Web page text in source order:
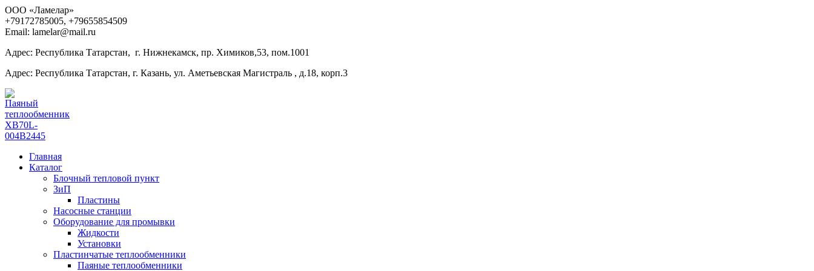
ООО «Ламелар»
+79172785005, +79655854509
Email: lamelar@mail.ru
Адрес: Республика Татарстан, г. Нижнекамск, пр. Химиков,53, пом.1001
Адрес: Республика Татарстан, г. Казань, ул. Аметьевская Магистраль , д.18, корп.3
Главная
Каталог
Блочный тепловой пункт
ЗиП
Пластины
Насосные станции
Оборудование для промывки
Жидкости
Установки
Пластинчатые теплообменники
Паяные теплообменники